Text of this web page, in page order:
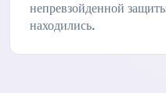
непревзойденной
находились.